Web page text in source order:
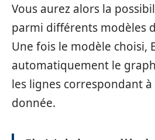
Vous aurez alors la
parmi différents modèles
Une fois le modèle choisi,
automatiquement le
les lignes correspondant
donnée.